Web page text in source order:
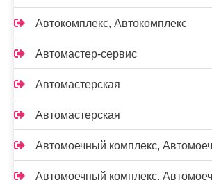
Автокомплекс, Автокомплекс
Автомастер-сервис
Автомастерская
Автомастерская
Автомоечный комплекс,
Автомоечный комплекс,